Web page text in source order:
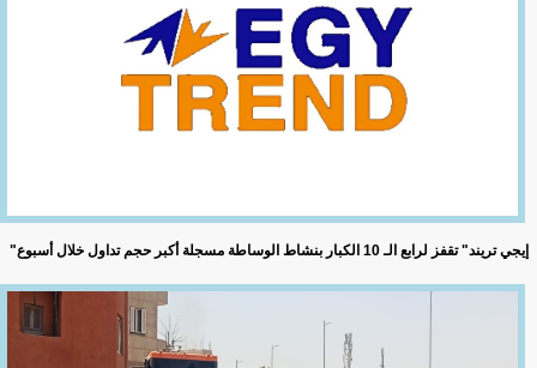
"إيجي تريند" تقفز لرابع الـ 10 الكبار بنشاط الوساطة مسجلة أكبر حجم تداول خلال أسبوع